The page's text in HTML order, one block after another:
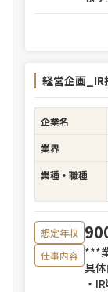
経営企画_IR
企業名
業界
業種・職種
想定年収
仕事内容 ***
具
・